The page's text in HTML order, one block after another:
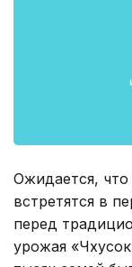
Ожидается,
встретятся в
перед
урожая